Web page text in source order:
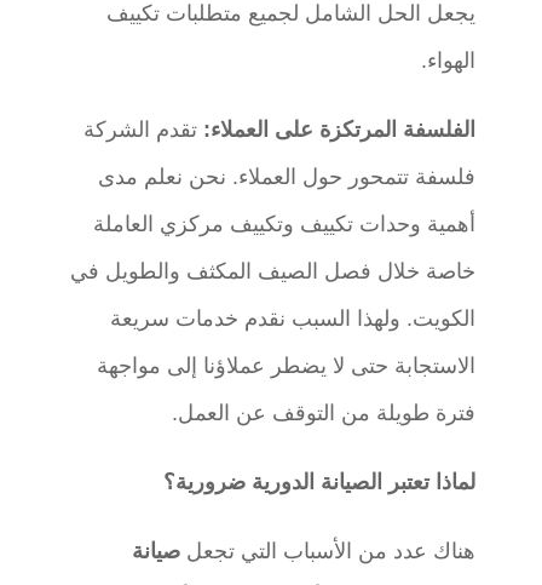
يجعل الحل الشامل لجميع متطلبات تكييف
الهواء.
الفلسفة المرتكزة على العملاء: تقدم الشركة
فلسفة تتمحور حول العملاء. نحن نعلم مدى
أهمية وحدات تكييف وتكييف مركزي العاملة
خاصة خلال فصل الصيف المكثف والطويل في
الكويت. ولهذا السبب نقدم خدمات سريعة
الاستجابة حتى لا يضطر عملاؤنا إلى مواجهة
فترة طويلة من التوقف عن العمل.
لماذا تعتبر الصيانة الدورية ضرورية؟
هناك عدد من الأسباب التي تجعل صيانة